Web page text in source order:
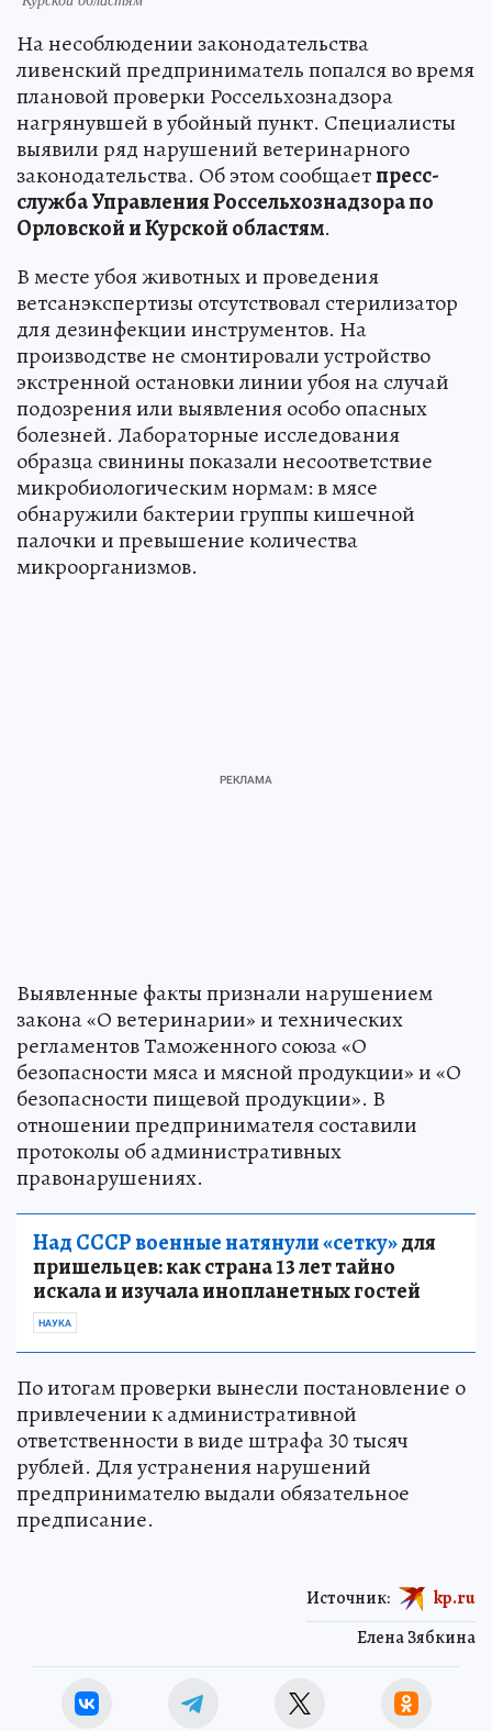
На несоблюдении законодательства
ливенский предприниматель попался во время
плановой проверки Россельхознадзора
нагрянувшей в убойный пункт. Специалисты
выявили ряд нарушений ветеринарного
законодательства. Об этом сообщаетпресс-
служба Управления Россельхознадзора по
Орловской и Курской областям.
В месте убоя животных и проведения
ветсанэкспертизы отсутствовал стерилизатор
для дезинфекции инструментов. На
производстве не смонтировали устройство
экстренной остановки линии убоя на случай
подозрения или выявления особо опасных
болезней. Лабораторные исследования
образца свинины показали несоответствие
микробиологическим нормам: в мясе
обнаружили бактерии группы кишечной
палочки и превышение количества
микроорганизмов.
Выявленные факты признали нарушением
закона «О ветеринарии» и технических
регламентов Таможенного союза «О
безопасности мяса и мясной продукции» и «О
безопасности пищевой продукции». В
отношении предпринимателя составили
протоколы об административных
правонарушениях.
Над СССР военные натянули «сетку»для
пришельцев: как страна 13 лет тайно
искала и изучала инопланетных гостей
НАУКА
По итогам проверки вынесли постановление о
привлечении к административной
ответственности в виде штрафа 30 тысяч
рублей. Для устранения нарушений
предпринимателю выдали обязательное
предписание.
Елена Зябкина
Источник: kp.ru